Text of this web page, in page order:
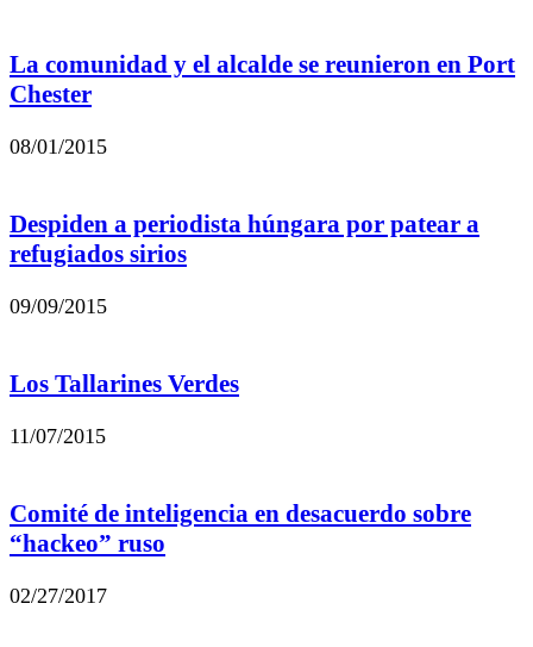
La comunidad y el alcalde se reunieron en Port
Chester
08/01/2015
Despiden a periodista húngara por patear a
refugiados sirios
09/09/2015
Los Tallarines Verdes
11/07/2015
Comité de inteligencia en desacuerdo sobre
“hackeo” ruso
02/27/2017